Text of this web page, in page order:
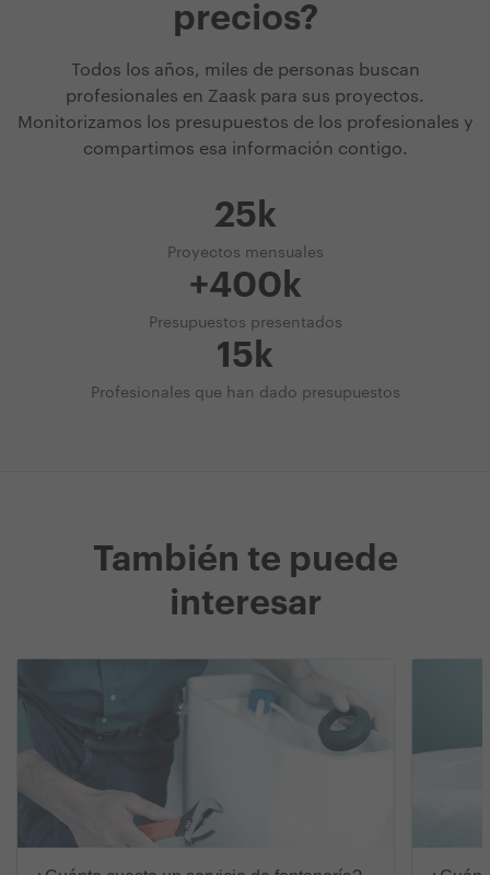
precios?
Todos los años, miles de personas buscan
profesionales en Zaask para sus proyectos.
Monitorizamos los presupuestos de los profesionales y
compartimos esa información contigo.
25k
Proyectos mensuales
+400k
Presupuestos presentados
15k
Profesionales que han dado presupuestos
También te puede
interesar